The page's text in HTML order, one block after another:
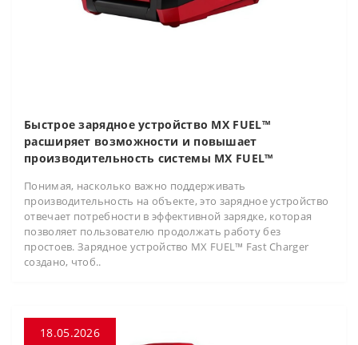
Быстрое зарядное устройство MX FUEL™
расширяет возможности и повышает
производительность системы MX FUEL™
Понимая, насколько важно поддерживать
производительность на объекте, это зарядное устройство
отвечает потребности в эффективной зарядке, которая
позволяет пользователю продолжать работу без
простоев. Зарядное устройство MX FUEL™ Fast Charger
создано, чтоб..
18.05.2026